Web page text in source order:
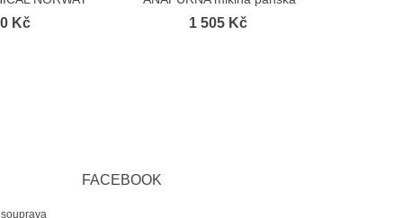
Kč
UGANDA...
1 505 Kč
FACEBOOK